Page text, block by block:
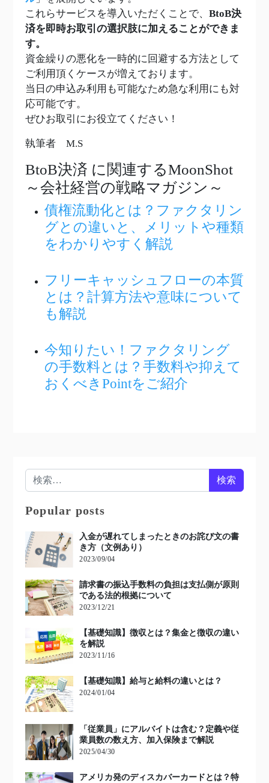
これらサービスを導入いただくことで、 BtoB決
済を即時お取引の選択肢に加えることができま
す。
資金繰りの悪化を一時的に回避する方法として
ご利用頂くケースが増えております。
当日の申込み利用も可能なため急な利用にも対
応可能です。
ぜひお取引にお役立てください！
執筆者 M.S
BtoB決済 に関連するMoonShot
～会社経営の戦略マガジン～
債権流動化とは？ファクタリン
グとの違いと、メリットや種類
をわかりやすく解説
フリーキャッシュフローの本質
とは？計算方法や意味について
も解説
今知りたい！ファクタリング
の手数料とは？手数料や抑えて
おくべきPointをご紹介
検索:
Popular posts
入金が遅れてしまったときのお詫び文の書
き方（文例あり）
2023/09/04
請求書の振込手数料の負担は支払側が原則
である法的根拠について
2023/12/21
【基礎知識】徴収とは？集金と徴収の違い
を解説
2023/11/16
【基礎知識】給与と給料の違いとは？
2024/01/04
「従業員」にアルバイトは含む？定義や従
業員数の数え方、加入保険まで解説
2025/04/30
アメリカ発のディスカバーカードとは？特